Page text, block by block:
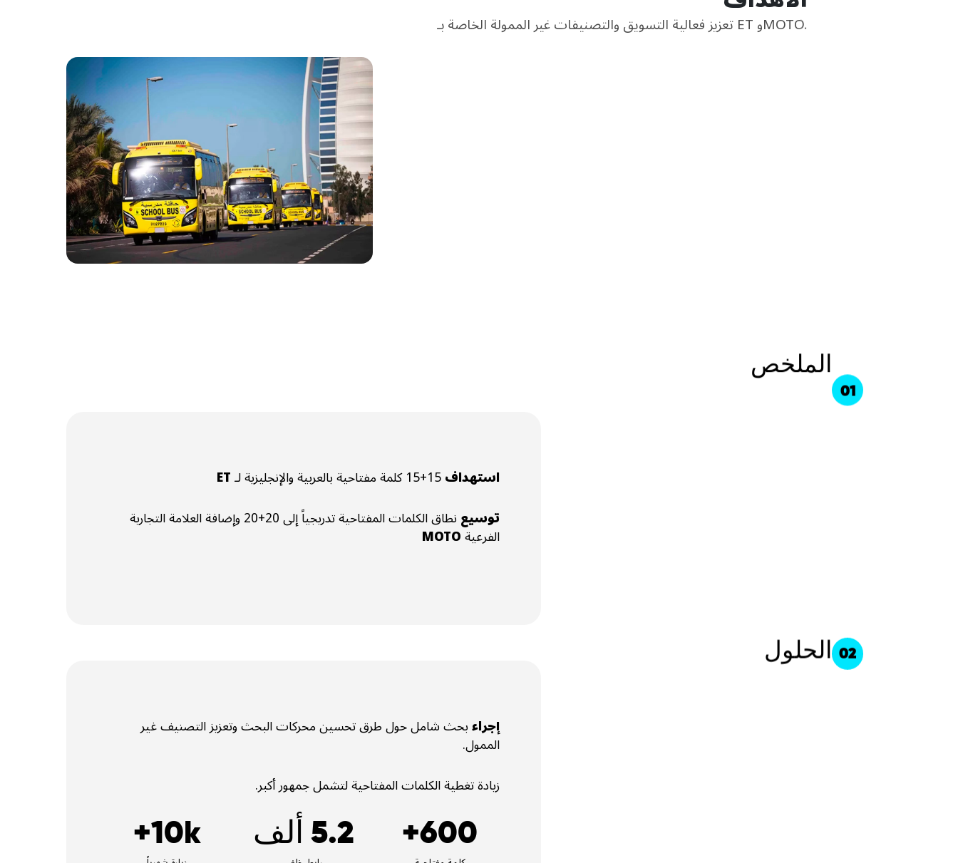
تعزيز فعالية التسويق والتصنيفات غير الممولة الخاصة بـ ET وMOTO.
01
الملخص
استهداف15+15 كلمة مفتاحية بالعربية والإنجليزية لـ
ET
توسيع
نطاق الكلمات المفتاحية تدريجياً إلى 20+20 وإضافة العلامة التجارية
الفرعيةMOTO
02 الحلول
إجراءبحث شامل حول طرق تحسين محركات البحث وتعزيز التصنيف غير
الممول.
زيادة تغطية الكلمات المفتاحية لتشمل جمهور أكبر.
600+ 5.2 ألف 10k+